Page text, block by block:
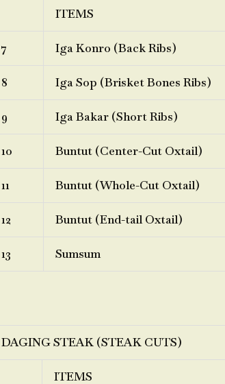
ITEMS
7 Iga Konro (Back Ribs)
8 Iga Sop (Brisket Bones Ribs)
9 Iga Bakar (Short Ribs)
10 Buntut (Center-Cut Oxtail)
11 Buntut (Whole-Cut Oxtail)
12 Buntut (End-tail Oxtail)
13 Sumsum
DAGING STEAK (STEAK CUTS)
ITEMS